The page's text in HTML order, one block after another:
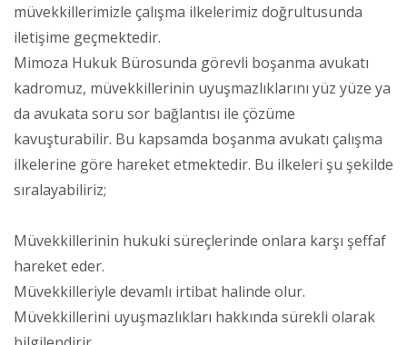
müvekkillerimizle çalışma ilkelerimiz doğrultusunda
iletişime geçmektedir.
Mimoza Hukuk Bürosunda görevli boşanma avukatı
kadromuz, müvekkillerinin uyuşmazlıklarını yüz yüze ya
da avukata soru sor bağlantısı ile çözüme
kavuşturabilir. Bu kapsamda boşanma avukatı çalışma
ilkelerine göre hareket etmektedir. Bu ilkeleri şu şekilde
sıralayabiliriz;
Müvekkillerinin hukuki süreçlerinde onlara karşı şeffaf
hareket eder.
Müvekkilleriyle devamlı irtibat halinde olur.
Müvekkillerini uyuşmazlıkları hakkında sürekli olarak